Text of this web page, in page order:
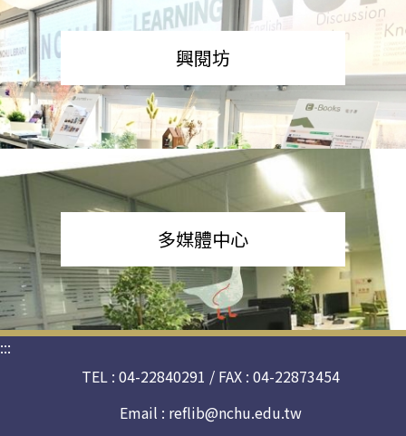
興閱坊
多媒體中心
:::
TEL : 04-22840291 / FAX : 04-22873454
Email : reflib@nchu.edu.tw